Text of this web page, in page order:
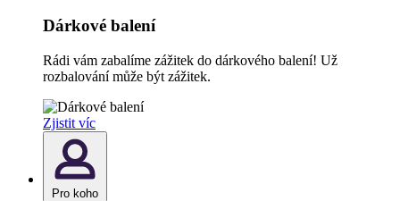
Dárkové balení
Rádi vám zabalíme zážitek do dárkového balení! Už
rozbalování může být zážitek.
Zjistit víc
Pro koho